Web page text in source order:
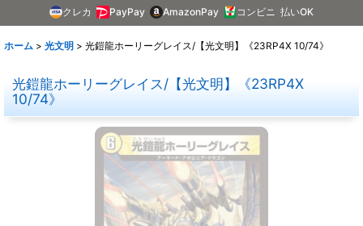
クレカ
PayPay AmazonPay コンビニ 払いOK
ホーム > 光文明 > 光鎧龍ホーリーグレイス/【光文明】《23RP4X 10/74》
光鎧龍ホーリーグレイス/【光文明】《23RP4X
10/74》